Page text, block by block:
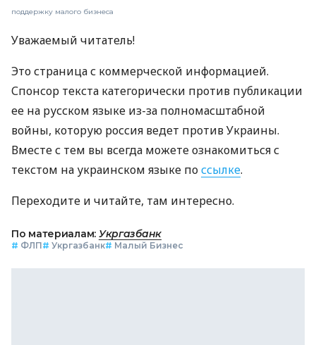
поддержку малого бизнеса
Уважаемый читатель!
Это страница с коммерческой информацией.
Спонсор текста категорически против публикации
ее на русском языке из-за полномасштабной
войны, которую россия ведет против Украины.
Вместе с тем вы всегда можете ознакомиться с
текстом на украинском языке поссылке.
Переходите и читайте, там интересно.
По материалам: Укргазбанк
# ФЛП# Укргазбанк# Малый Бизнес